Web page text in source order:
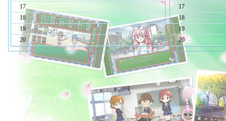
17
18
19
20
17
18
19
20